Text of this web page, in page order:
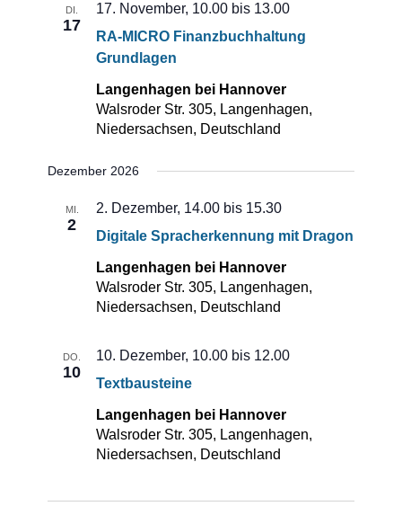
DI.
17
RA-MICRO Finanzbuchhaltung
Grundlagen
17. November, 10.00 bis 13.00
Langenhagen bei Hannover
Walsroder Str. 305, Langenhagen,
Niedersachsen, Deutschland
Dezember 2026
MI.
2
Digitale Spracherkennung mit Dragon
2. Dezember, 14.00 bis 15.30
Langenhagen bei Hannover
Walsroder Str. 305, Langenhagen,
Niedersachsen, Deutschland
DO.
10
Textbausteine
10. Dezember, 10.00 bis 12.00
Langenhagen bei Hannover
Walsroder Str. 305, Langenhagen,
Niedersachsen, Deutschland